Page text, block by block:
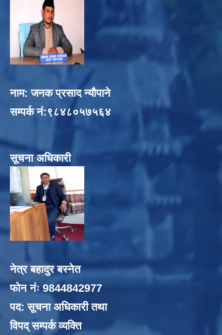
नाम: जनक प्रसाद न्यौपाने
सम्पर्क नं:९८४८०५७५६४
सूचना अधिकारी
नेत्र बहादुर बस्नेत
फोन नंः 9844842977
पद: सूचना अधिकारी तथा
विपद् सम्पर्क व्यक्ति